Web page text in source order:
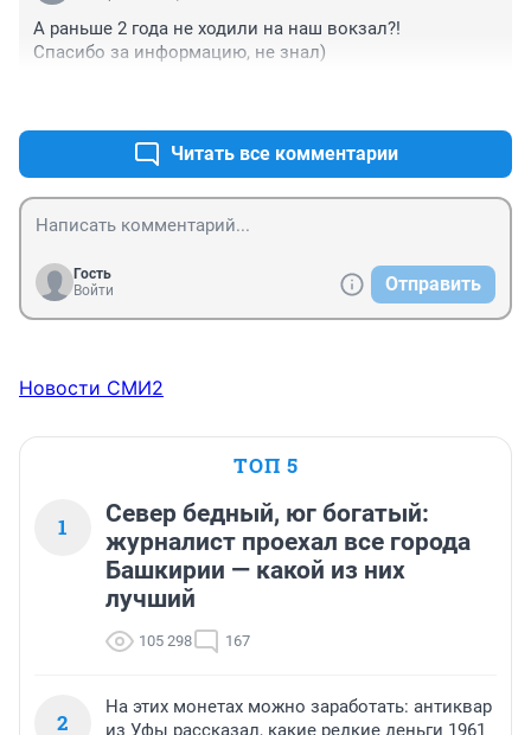
А раньше 2 года не ходили на наш вокзал?!
Спасибо за информацию, не знал)
Читать все комментарии
Гость
Войти
Отправить
Новости СМИ2
ТОП 5
1
Север бедный, юг богатый:
журналист проехал все города
Башкирии — какой из них
лучший
105 298 167
2
На этих монетах можно заработать: антиквар
из Уфы рассказал, какие редкие деньги 1961